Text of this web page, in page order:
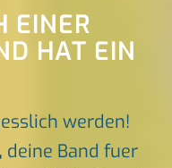
EINER
HAT EIN
werden!
, deine Band fuer